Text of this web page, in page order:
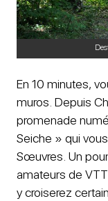
En 10 minutes,
muros. Depuis
promenade
Seiche » qui
Sœuvres. Un
amateurs de
y croiserez